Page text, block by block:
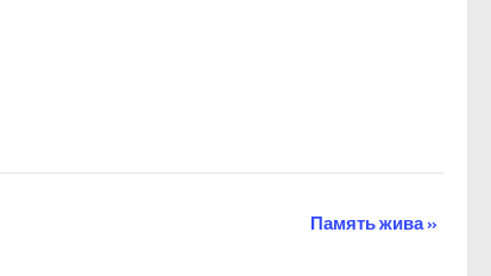
Память жива»